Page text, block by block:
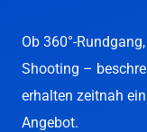
Ob 360°-
Shooting –
erhalten zeitnah
Angebot.